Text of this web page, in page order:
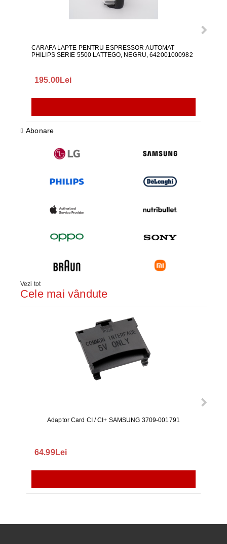
CARAFA LAPTE PENTRU ESPRESSOR AUTOMAT
PHILIPS SERIE 5500 LATTEGO, NEGRU, 642001000982
195.00Lei
Abonare
Vezi tot
Cele mai vândute
Adaptor Card CI / CI+ SAMSUNG 3709-001791
64.99Lei